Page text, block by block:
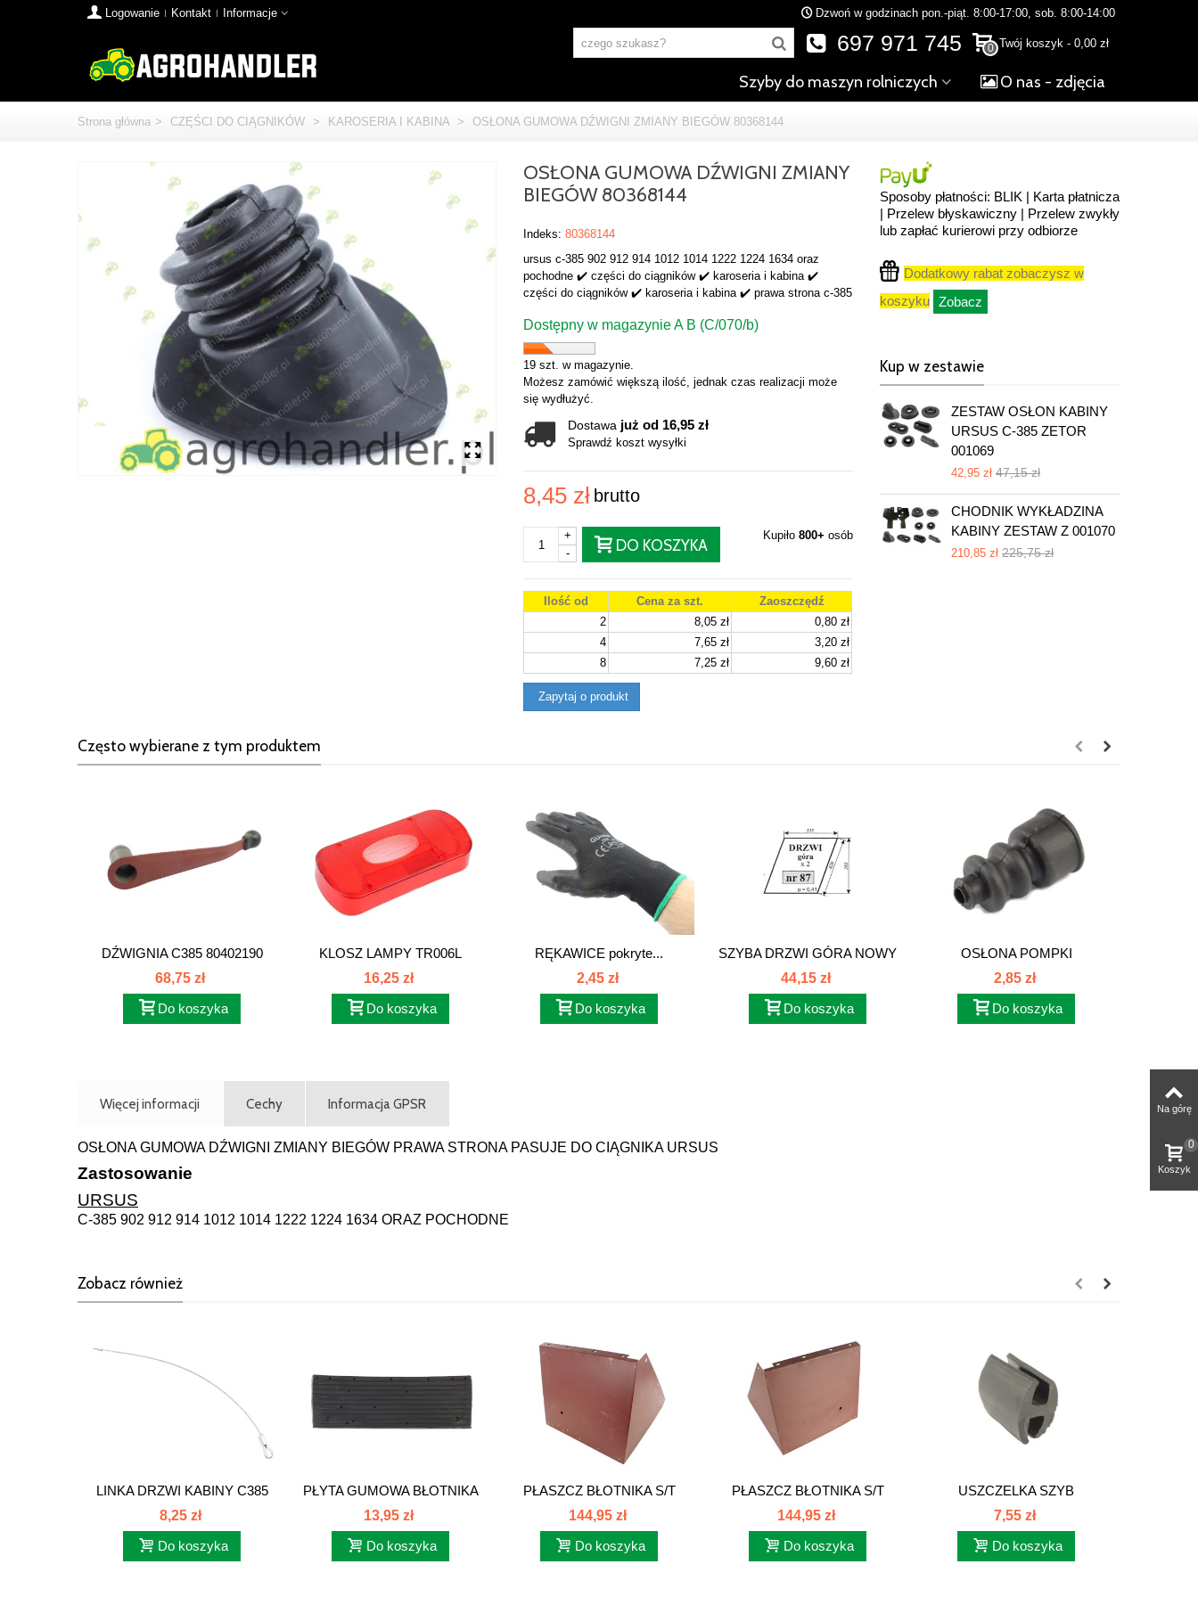
Logowanie Kontakt Informacje Dzwoń w godzinach pon.-piąt. 8:00-17:00, sob. 8:00-14:00
0 Twój koszyk - 0,00 zł
697 971 745
Szyby do maszyn rolniczych O nas - zdjęcia
Strona główna > CZĘŚCI DO CIĄGNIKÓW > KAROSERIA I KABINA > OSŁONA GUMOWA DŹWIGNI ZMIANY BIEGÓW 80368144
OSŁONA GUMOWA DŹWIGNI ZMIANY
BIEGÓW 80368144
Indeks: 80368144
ursus c-385 902 912 914 1012 1014 1222 1224 1634 oraz
pochodne ✔️ części do ciągników ✔️ karoseria i kabina ✔️
części do ciągników ✔️ karoseria i kabina ✔️ prawa strona c-385
Dostępny w magazynie A B (C/070/b)
19 szt. w magazynie.
Możesz zamówić większą ilość, jednak czas realizacji może
się wydłużyć.
Dostawa już od 16,95 zł
Sprawdź koszt wysyłki
8,45 zł brutto
-
+
DO KOSZYKA
Kupiło 800+ osób
Ilość od Cena za szt.
Zaoszczędź
2
8,05 zł
0,80 zł
4
7,65 zł
3,20 zł
8
7,25 zł 9,60 zł
Zapytaj o produkt
Sposoby płatności: BLIK | Karta płatnicza
| Przelew błyskawiczny | Przelew zwykły
lub zapłać kurierowi przy odbiorze
Dodatkowy rabat zobaczysz w
koszyku Zobacz
Kup w zestawie
ZESTAW OSŁON KABINY
URSUS C-385 ZETOR
001069
42,95 zł 47,15 zł
CHODNIK WYKŁADZINA
KABINY ZESTAW Z 001070
210,85 zł 225,75 zł
Często wybierane z tym produktem
DŹWIGNIA C385 80402190
68,75 zł
Do koszyka
KLOSZ LAMPY TR006L
OŚ.241
16,25 zł
Do koszyka
RĘKAWICE pokryte...
2,45 zł
Do koszyka
SZYBA DRZWI GÓRA NOWY
TYP...
44,15 zł
Do koszyka
OSŁONA POMPKI
HAMULCOWEJ...
2,85 zł
Do koszyka
Więcej informacji Cechy Informacja GPSR
OSŁONA GUMOWA DŹWIGNI ZMIANY BIEGÓW PRAWA STRONA PASUJE DO CIĄGNIKA URSUS
Zastosowanie
URSUS
C-385 902 912 914 1012 1014 1222 1224 1634 ORAZ POCHODNE
Zobacz również
LINKA DRZWI KABINY C385
80368020
8,25 zł
Do koszyka
PŁYTA GUMOWA BŁOTNIKA
TYLNEGO...
13,95 zł
Do koszyka
PŁASZCZ BŁOTNIKA S/T
LEWY C-385...
144,95 zł
Do koszyka
PŁASZCZ BŁOTNIKA S/T
PRAWY C-385...
144,95 zł
Do koszyka
USZCZELKA SZYB
ŚRODKOWYCH TPMG...
7,55 zł
Do koszyka
Na górę
Koszyk
0